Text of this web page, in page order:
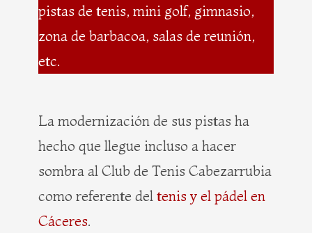
pistas de tenis, mini golf, gimnasio,
zona de barbacoa, salas de reunión,
etc.
La modernización de sus pistas ha
hecho que llegue incluso a hacer
sombra al Club de Tenis Cabezarrubia
como referente del tenis y el pádel en
Cáceres.